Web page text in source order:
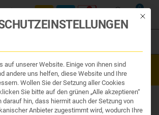
0
Uhr
Shop: Sicher, schnell und 24/7 für Sie da!
Gratisversand ab €50
Mit
auf unserer Website. Einige von ihnen sind
andere uns helfen, diese Website und Ihre
Wollen Sie der Setzung aller Cookies
Sie bitte auf den grünen „Alle akzeptieren“
darauf hin, dass hiermit auch der Setzung von
Anbieter zugestimmt wird, wodurch Ihre